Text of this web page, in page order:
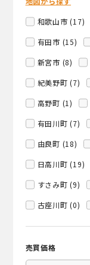
和歌山市 (17)
有田市 (15)
新宮市 (8)
紀美野町 (7)
高野町 (1)
有田川町 (7)
由良町 (18)
日高川町 (19)
すさみ町 (9)
古座川町 (0)
売買価格